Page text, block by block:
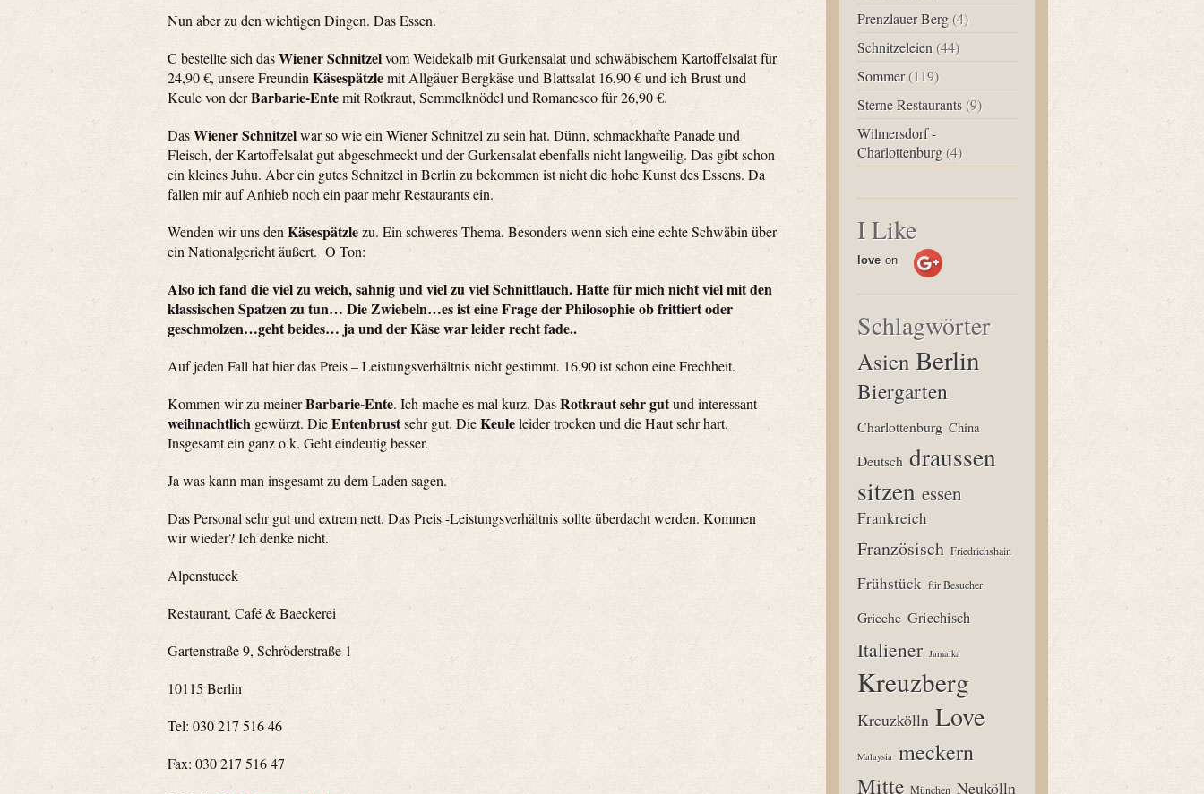
Nun aber zu den wichtigen Dingen. Das Essen.
C bestellte sich dasWiener Schnitzelvom Weidekalb mit Gurkensalat und schwäbischem Kartoffelsalat für
24,90 €, unsere Freundin Käsespätzlemit Allgäuer Bergkäse und Blattsalat 16,90 € und ich Brust und
Keule von derBarbarie-Entemit Rotkraut, Semmelknödel und Romanesco für 26,90 €.
DasWiener Schnitzelwar so wie ein Wiener Schnitzel zu sein hat. Dünn, schmackhafte Panade und
Fleisch, der Kartoffelsalat gut abgeschmeckt und der Gurkensalat ebenfalls nicht langweilig. Das gibt schon
ein kleines Juhu. Aber ein gutes Schnitzel in Berlin zu bekommen ist nicht die hohe Kunst des Essens. Da
fallen mir auf Anhieb noch ein paar mehr Restaurants ein.
Wenden wir uns den Käsespätzlezu. Ein schweres Thema. Besonders wenn sich eine echte Schwäbin über
ein Nationalgericht äußert. O Ton:
Also ich fand die viel zu weich, sahnig und viel zu viel Schnittlauch. Hatte für mich nicht viel mit den
klassischen Spatzen zu tun… Die Zwiebeln…es ist eine Frage der Philosophie ob frittiert oder
geschmolzen…geht beides… ja und der Käse war leider recht fade..
Auf jeden Fall hat hier das Preis – Leistungsverhältnis nicht gestimmt. 16,90 ist schon eine Frechheit.
Kommen wir zu meinerBarbarie-Ente. Ich mache es mal kurz. DasRotkraut sehr gutund interessant
weihnachtlich gewürzt. DieEntenbrustsehr gut. DieKeuleleider trocken und die Haut sehr hart.
Insgesamt ein ganz o.k. Geht eindeutig besser.
Ja was kann man insgesamt zu dem Laden sagen.
Das Personal sehr gut und extrem nett. Das Preis -Leistungsverhältnis sollte überdacht werden. Kommen
wir wieder? Ich denke nicht.
Alpenstueck
Restaurant, Café & Baeckerei
Gartenstraße 9, Schröderstraße 1
10115 Berlin
Tel: 030 217 516 46
Fax: 030 217 516 47
Prenzlauer Berg (4)
Schnitzeleien (44)
Sommer(119)
Sterne Restaurants (9)
Wilmersdorf -
Charlottenburg (4)
I Like
love on
Schlagwörter
Asien Berlin
Biergarten
Charlottenburg China
Deutsch draussen
sitzen essen
Frankreich
Französisch Friedrichshain
Frühstück für Besucher
Grieche Griechisch
Italiener Jamaika
Kreuzberg
Kreuzkölln Love
Malaysia meckern
Mitte München Neukölln